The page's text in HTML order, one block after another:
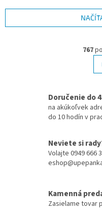
767
Doručenie do
na akúkoľvek
do 10 hodín v
Neviete si
Volajte 0949 666
Kamenná
Zasielame tovar